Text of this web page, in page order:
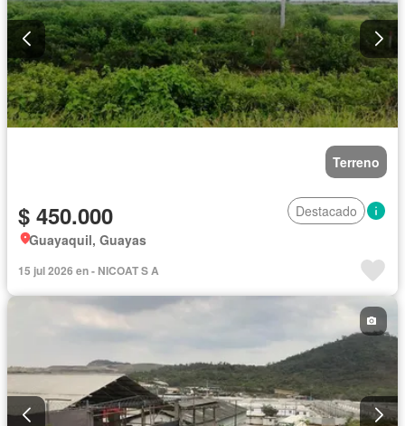
Terreno
$ 450.000
Destacado
Guayaquil, Guayas
15 jul 2026 en - NICOAT S A